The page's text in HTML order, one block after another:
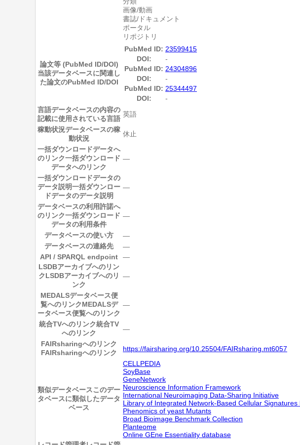
画像/動画
書誌/ドキュメント
ポータル
リポジトリ
論文等 (PubMed ID/DOI)
当該データベースに関連し
た論文のPubMed ID/DOI
PubMed ID: 23599415
DOI:
-
PubMed ID: 24304896
DOI:
-
PubMed ID: 25344497
DOI:
-
言語データベースの内容の
記載に使用されている言語
英語
稼動状況データベースの稼
動状況
休止
一括ダウンロードデータへ
のリンク一括ダウンロード
データへのリンク
―
一括ダウンロードデータの
データ説明一括ダウンロー
ドデータのデータ説明
―
データベースの利用許諾へ
のリンク一括ダウンロード
データの利用条件
―
データベースの使い方
―
データベースの連絡先
―
API / SPARQL endpoint
―
LSDBアーカイブへのリン
クLSDBアーカイブへのリ
ンク
―
MEDALSデータベース便
覧へのリンクMEDALSデ
ータベース便覧へのリンク
―
統合TVへのリンク統合TV
へのリンク
―
FAIRsharingへのリンク
FAIRsharingへのリンク
https://fairsharing.org/10.25504/FAIRsharing.mt6057
類似データベースこのデー
タベースに類似したデータ
ベース
CELLPEDIA
SoyBase
GeneNetwork
Neuroscience Information Framework
International Neuroimaging Data-Sharing Initiative
Library of Integrated Network-Based Cellular Signatures
Phenomics of yeast Mutants
Broad Bioimage Benchmark Collection
Planteome
Online GEne Essentiality database